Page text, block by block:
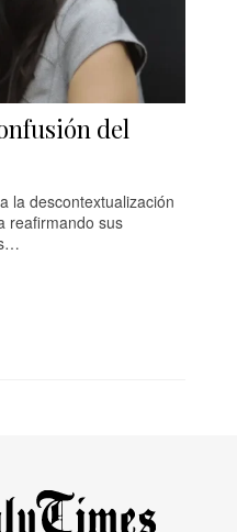
del
la descontextualización
reafirmando sus